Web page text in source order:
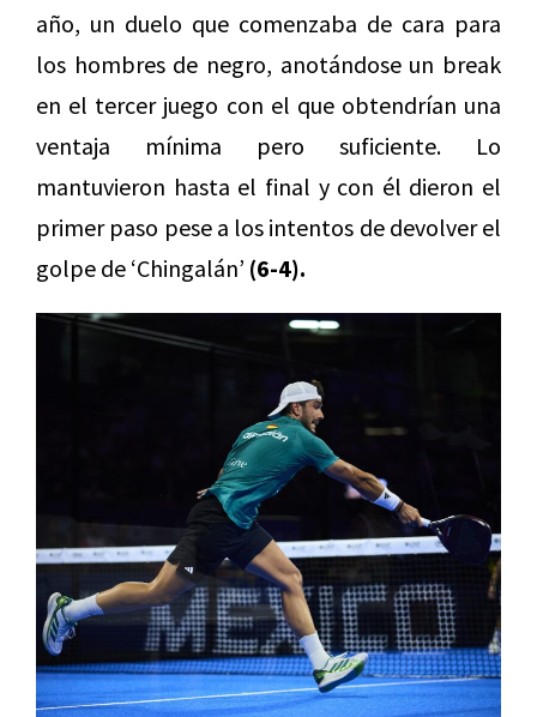
año, un duelo que comenzaba de cara para
los hombres de negro, anotándose un break
en el tercer juego con el que obtendrían una
ventaja mínima pero suficiente. Lo
mantuvieron hasta el final y con él dieron el
primer paso pese a los intentos de devolver el
golpe de ‘Chingalán’ (6-4).